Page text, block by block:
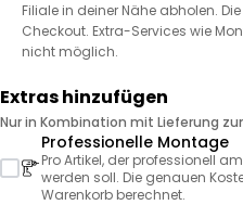
Filiale in deiner Nähe abholen.
Checkout. Extra-Services wie
nicht möglich.
Extras hinzufügen
Nur in Kombination mit Lieferung
Professionelle Montage
Pro Artikel, der professionell
werden soll. Die genauen
Warenkorb berechnet.